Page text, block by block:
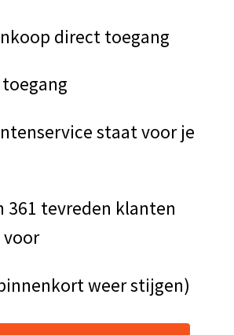
direct toegang
staat voor je
361 tevreden klanten
voor
weer stijgen)